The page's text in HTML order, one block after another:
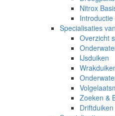
Nitrox
Specialisaties
Overzicht
IJsduiken
Zoeken &
Driftduiken